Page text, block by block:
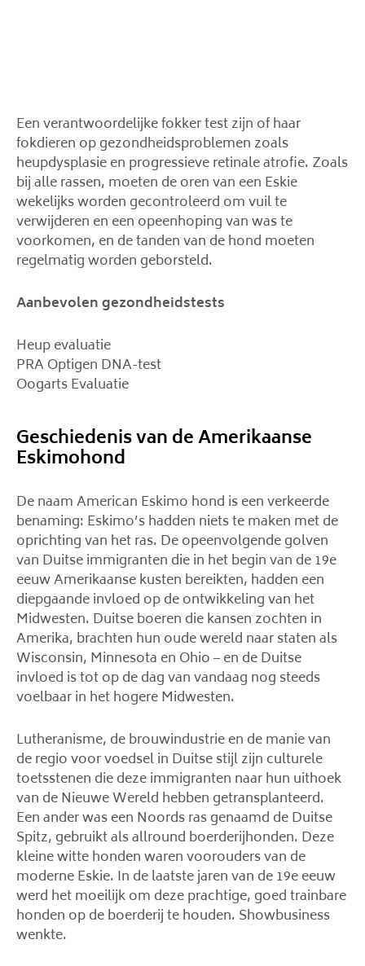
Een verantwoordelijke fokker test zijn of haar
fokdieren op gezondheidsproblemen zoals
heupdysplasie en progressieve retinale atrofie. Zoals
bij alle rassen, moeten de oren van een Eskie
wekelijks worden gecontroleerd om vuil te
verwijderen en een opeenhoping van was te
voorkomen, en de tanden van de hond moeten
regelmatig worden geborsteld.
Aanbevolen gezondheidstests
Heup evaluatie
PRA Optigen DNA-test
Oogarts Evaluatie
Geschiedenis van de Amerikaanse
Eskimohond
De naam American Eskimo hond is een verkeerde
benaming: Eskimo’s hadden niets te maken met de
oprichting van het ras. De opeenvolgende golven
van Duitse immigranten die in het begin van de 19e
eeuw Amerikaanse kusten bereikten, hadden een
diepgaande invloed op de ontwikkeling van het
Midwesten. Duitse boeren die kansen zochten in
Amerika, brachten hun oude wereld naar staten als
Wisconsin, Minnesota en Ohio – en de Duitse
invloed is tot op de dag van vandaag nog steeds
voelbaar in het hogere Midwesten.
Lutheranisme, de brouwindustrie en de manie van
de regio voor voedsel in Duitse stijl zijn culturele
toetsstenen die deze immigranten naar hun uithoek
van de Nieuwe Wereld hebben getransplanteerd.
Een ander was een Noords ras genaamd de Duitse
Spitz, gebruikt als allround boerderijhonden. Deze
kleine witte honden waren voorouders van de
moderne Eskie. In de laatste jaren van de 19e eeuw
werd het moeilijk om deze prachtige, goed trainbare
honden op de boerderij te houden. Showbusiness
wenkte.